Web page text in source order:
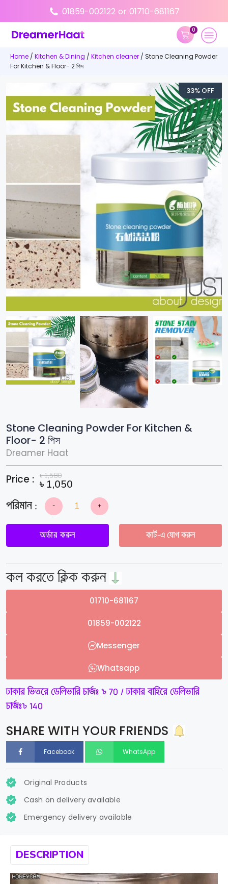
01859-002122 or 01710-681167
0
Home / Kitchen & Dining / Kitchen cleaner / Stone Cleaning Powder
For Kitchen & Floor- 2 পিস
33% OFF
Stone Cleaning Powder For Kitchen &
Floor- 2 পিস
Dreamer Haat
Price : ৳1,580
৳ 1,050
-
Powder
&
Floor-
পিস
+
কার্ট-এ যোগ করুন
অর্ডার করুন
কল করতে ক্লিক করুন
01710-681167
01859-002122
Messenger
Whatsapp
ঢাকার ভিতরে ডেলিভারি চার্জঃ ৳ 70 / ঢাকার বাহিরে ডেলিভারি
চার্জঃ৳ 140
SHARE WITH YOUR FRIENDS
Facebook WhatsApp
Original Products
Cash on delivery available
Emergency delivery available
DESCRIPTION